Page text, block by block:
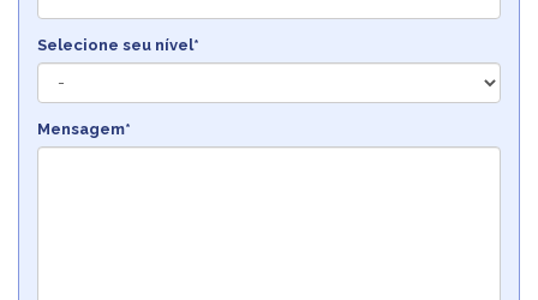
Selecione seu nível*
Mensagem*